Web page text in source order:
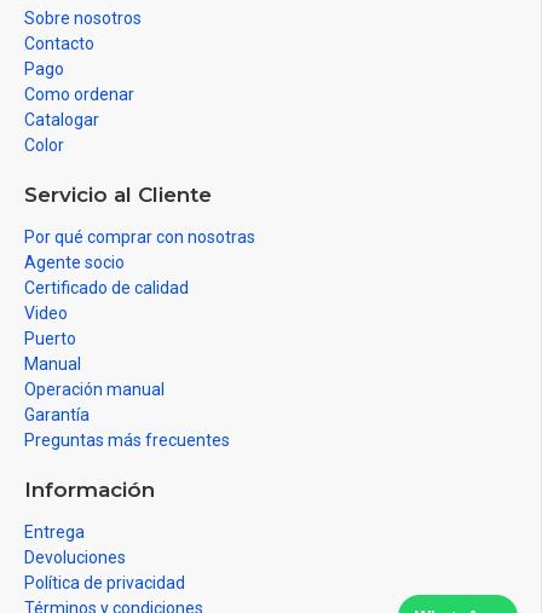
Sobre nosotros
Contacto
Pago
Como ordenar
Catalogar
Color
Servicio al Cliente
Por qué comprar con nosotras
Agente socio
Certificado de calidad
Video
Puerto
Manual
Operación manual
Garantía
Preguntas más frecuentes
Información
Entrega
Devoluciones
Política de privacidad
Términos y condiciones